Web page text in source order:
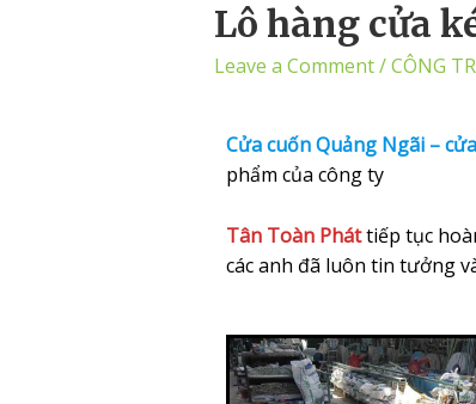
Lô hàng cửa
Leave a Comment/CÔNG
Cửacuốn Quảng Ngãi –
phẩm của công ty
Tân Toàn Pháttiếp tục
các anh đã luôn tin tưởng